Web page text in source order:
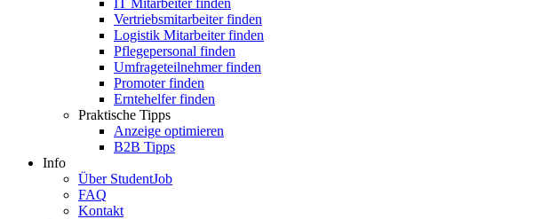
IT Mitarbeiter finden
Vertriebsmitarbeiter finden
Logistik Mitarbeiter finden
Pflegepersonal finden
Umfrageteilnehmer finden
Promoter finden
Erntehelfer finden
Praktische Tipps
Anzeige optimieren
B2B Tipps
Info
Über StudentJob
FAQ
Kontakt